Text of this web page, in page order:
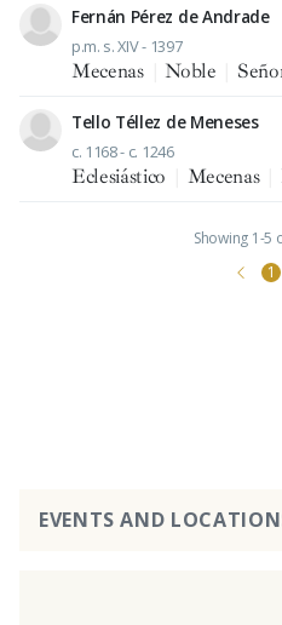
Fernán Pérez de Andrade
p.m. s. XIV - 1397
Mecenas Noble
Tello Téllez de Meneses
c. 1168 - c. 1246
Eclesiástico Mecenas
Showing 1-5
1
EVENTS AND